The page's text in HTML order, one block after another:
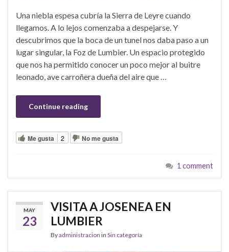
Una niebla espesa cubría la Sierra de Leyre cuando
llegamos. A lo lejos comenzaba a despejarse. Y
descubrimos que la boca de un tunel nos daba paso a un
lugar singular, la Foz de Lumbier. Un espacio protegido
que nos ha permitido conocer un poco mejor al buitre
leonado, ave carroñera dueña del aire que …
Continue reading
Me gusta 2 No me gusta
1 comment
MAY
23
VISITA A JOSENEA EN
LUMBIER
Byadministracion in Sin categoría